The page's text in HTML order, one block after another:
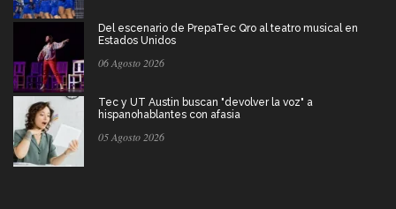
Del escenario de PrepaTec Qro al teatro musical en
Estados Unidos
06 Agosto 2026
Tec y UT Austin buscan "devolver la voz" a
hispanohablantes con afasia
05 Agosto 2026